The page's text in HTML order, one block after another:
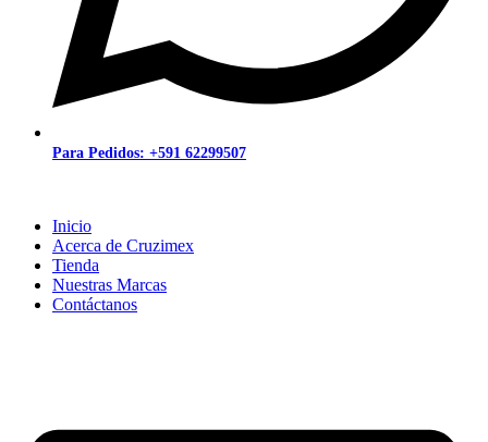
Para Pedidos: +591 62299507
Inicio
Acerca de Cruzimex
Tienda
Nuestras Marcas
Contáctanos